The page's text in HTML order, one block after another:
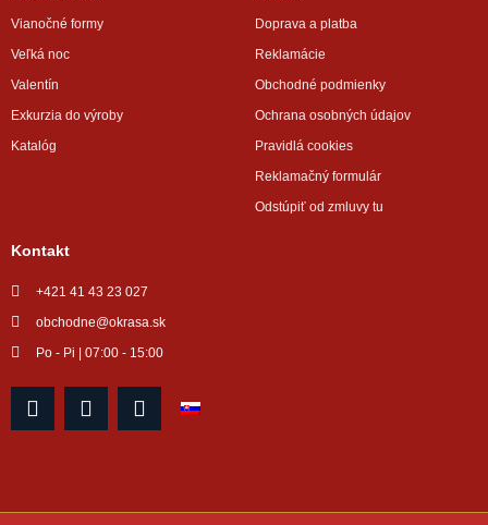
Vianočné formy
Veľká noc
Valentín
Exkurzia do výroby
Katalóg
Doprava a platba
Reklamácie
Obchodné podmienky
Ochrana osobných údajov
Pravidlá cookies
Reklamačný formulár
Odstúpiť od zmluvy tu
Kontakt
+421 41 43 23 027
obchodne@okrasa.sk
Po - Pi | 07:00 - 15:00
F
a
I
n
Y
o